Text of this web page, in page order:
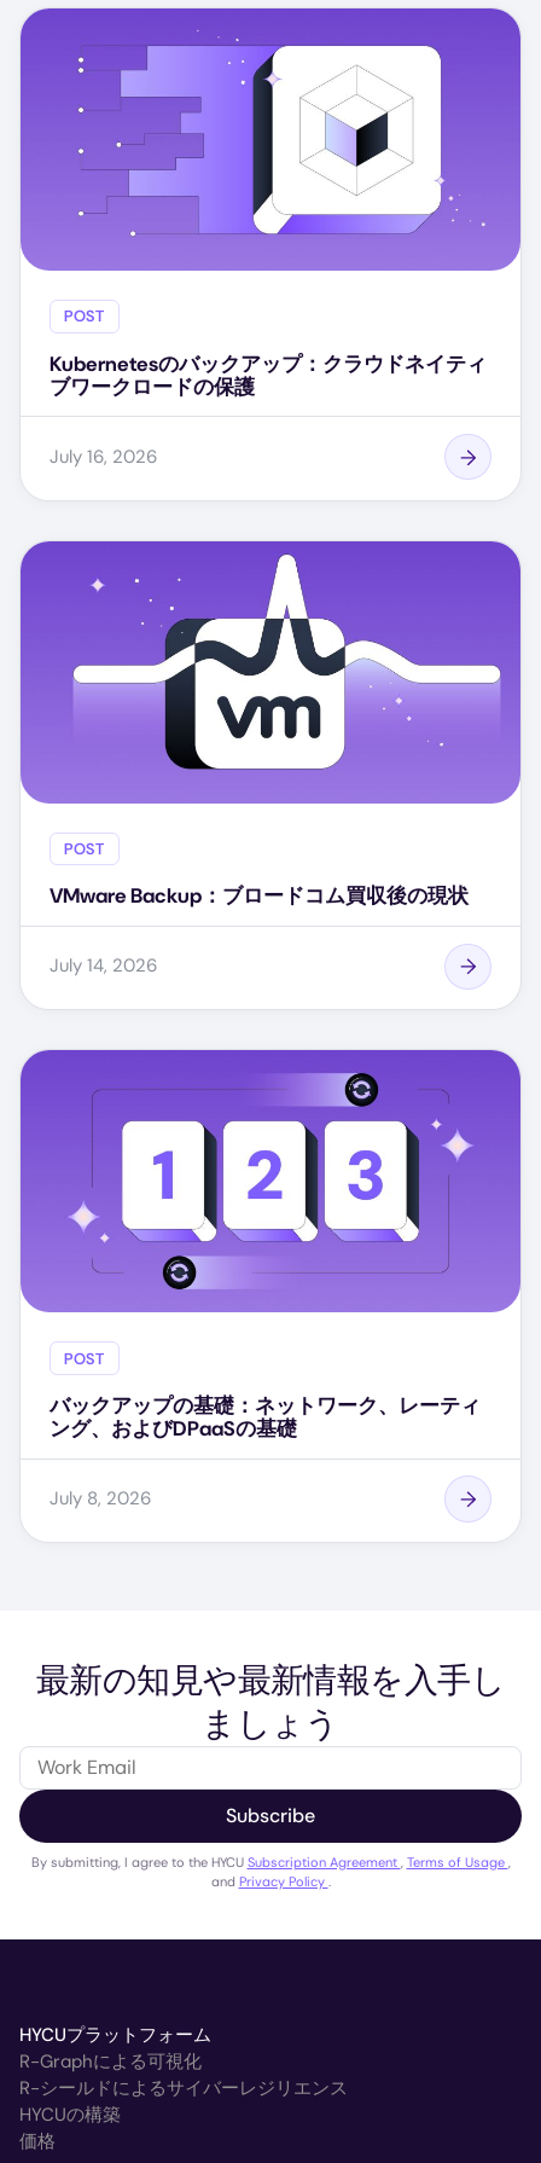
POST
Kubernetesのバックアップ：クラウドネイティ
ブワークロードの保護
July 16, 2026
POST
VMware Backup：ブロードコム買収後の現状
July 14, 2026
POST
バックアップの基礎：ネットワーク、レーティ
ング、およびDPaaSの基礎
July 8, 2026
最新の知見や最新情報を入手し
ましょう
Subscribe
By submitting, I agree to the HYCU Subscription Agreement , Terms of Usage ,
and Privacy Policy .
HYCUプラットフォーム
R-Graphによる可視化
R-シールドによるサイバーレジリエンス
HYCUの構築
価格